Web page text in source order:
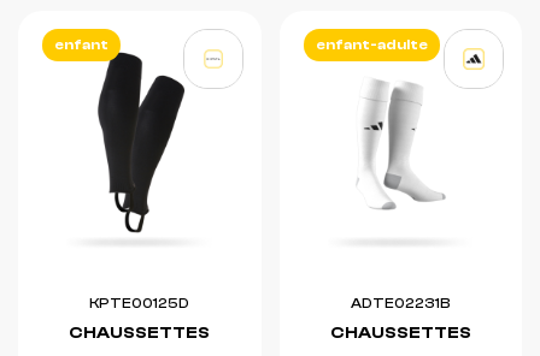
enfant
KPTE00125D
CHAUSSETTES
enfant-adulte
ADTE02231B
CHAUSSETTES